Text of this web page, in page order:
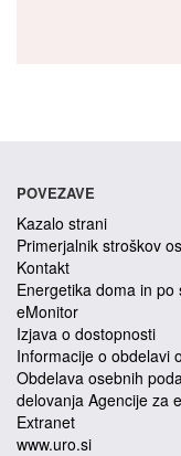
POVEZAVE
Kazalo strani
Primerjalnik stroškov
Kontakt
Energetika doma in po
eMonitor
Izjava o dostopnosti
Informacije o obdelavi
Obdelava osebnih
delovanja Agencije za
Extranet
www.uro.si